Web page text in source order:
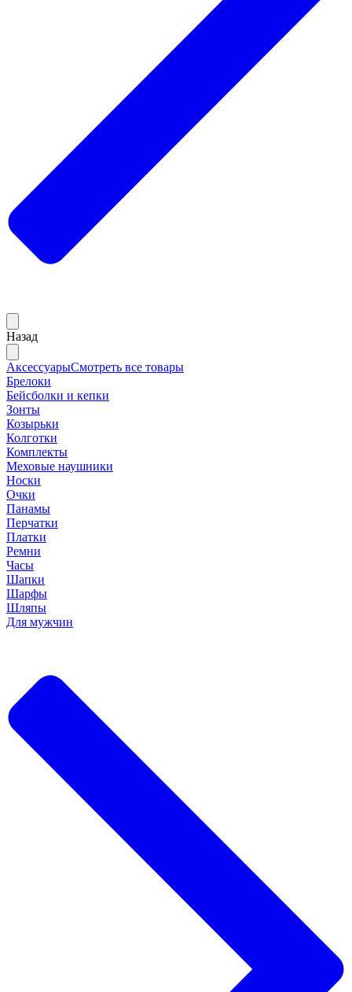
Назад
АксессуарыСмотреть все товары
Брелоки
Бейсболки и кепки
Зонты
Козырьки
Колготки
Комплекты
Меховые наушники
Носки
Очки
Панамы
Перчатки
Платки
Ремни
Часы
Шапки
Шарфы
Шляпы
Для мужчин